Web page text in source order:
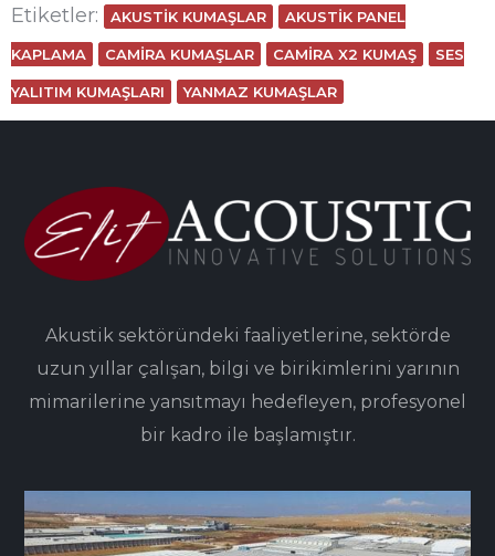
Etiketler: AKUSTIK KUMAŞLAR AKUSTIK PANEL
KAPLAMA CAMIRA KUMAŞLAR CAMIRA X2 KUMAŞ SES
YALITIM KUMAŞLARI YANMAZ KUMAŞLAR
Akustik sektöründeki faaliyetlerine, sektörde
uzun yıllar çalışan, bilgi ve birikimlerini yarının
mimarilerine yansıtmayı hedefleyen, profesyonel
bir kadro ile başlamıştır.